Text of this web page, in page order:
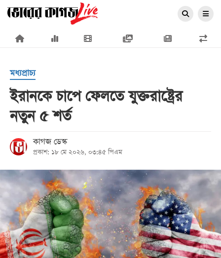
×
প্রচ্ছদ
জাতীয়
রাজনীতি
অর্থনীতি
আন্তর্জাতিক
সারাদেশ
খেলা
বিনোদন
মধ্যপ্রাচ্য
ইরানকে চাপে ফেলতে যুক্তরাষ্ট্রের
নতুন ৫ শর্ত
কাগজ ডেস্ক
প্রকাশ: ১৮ মে ২০২৬, ০৩:৪৫ পিএম